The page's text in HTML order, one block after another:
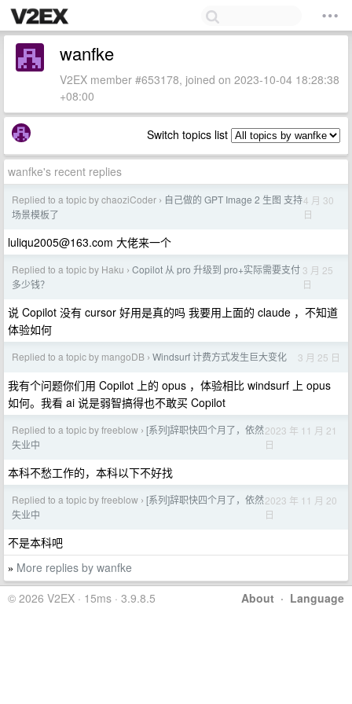
wanfke
V2EX member #653178, joined on 2023-10-04 18:28:38
+08:00
Switch topics list
wanfke's recent replies
Replied to a topic by chaoziCoder › 自己做的 GPT Image 2 生图 支持
场景模板了
4 月 30
日
luliqu2005@163.com 大佬来一个
Replied to a topic by Haku › Copilot 从 pro 升级到 pro+实际需要支付
多少钱？
3 月 25
日
说 Copilot 没有 cursor 好用是真的吗 我要用上面的 claude ，不知道
体验如何
Replied to a topic by mangoDB › Windsurf 计费方式发生巨大变化 3 月 25 日
我有个问题你们用 Copilot 上的 opus ，体验相比 windsurf 上 opus
如何。我看 ai 说是弱智搞得也不敢买 Copilot
Replied to a topic by freeblow › [系列]辞职快四个月了，依然
失业中
2023 年 11 月 21
日
本科不愁工作的，本科以下不好找
Replied to a topic by freeblow › [系列]辞职快四个月了，依然
失业中
2023 年 11 月 20
日
不是本科吧
» More replies by wanfke
About · Language
© 2026 V2EX · 15ms · 3.9.8.5